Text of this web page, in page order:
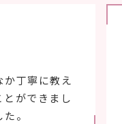
丁寧に教え
ができまし
。